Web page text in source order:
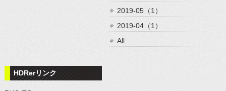
2019-05（1）
2019-04（1）
All
HDRerリンク